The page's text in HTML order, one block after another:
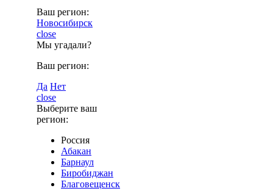
Ваш регион:
Новосибирск
close
Мы угадали?
Ваш регион:
Да Нет
close
Выберите ваш
регион:
Россия
Абакан
Барнаул
Биробиджан
Благовещенск